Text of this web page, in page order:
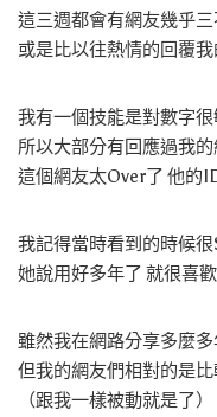
這三週都會有網友幾乎
或是比以往熱情的回覆
我有一個技能是對數字
所以大部分有回應過我
這個網友太Over了 他的
我記得當時看到的時候
她說用好多年了 就很喜
雖然我在網路分享多麼
但我的網友們相對的是
（跟我一樣被動就是了）